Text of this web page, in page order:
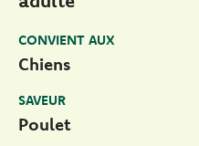
CONVIENT AUX
Chiens
SAVEUR
Poulet